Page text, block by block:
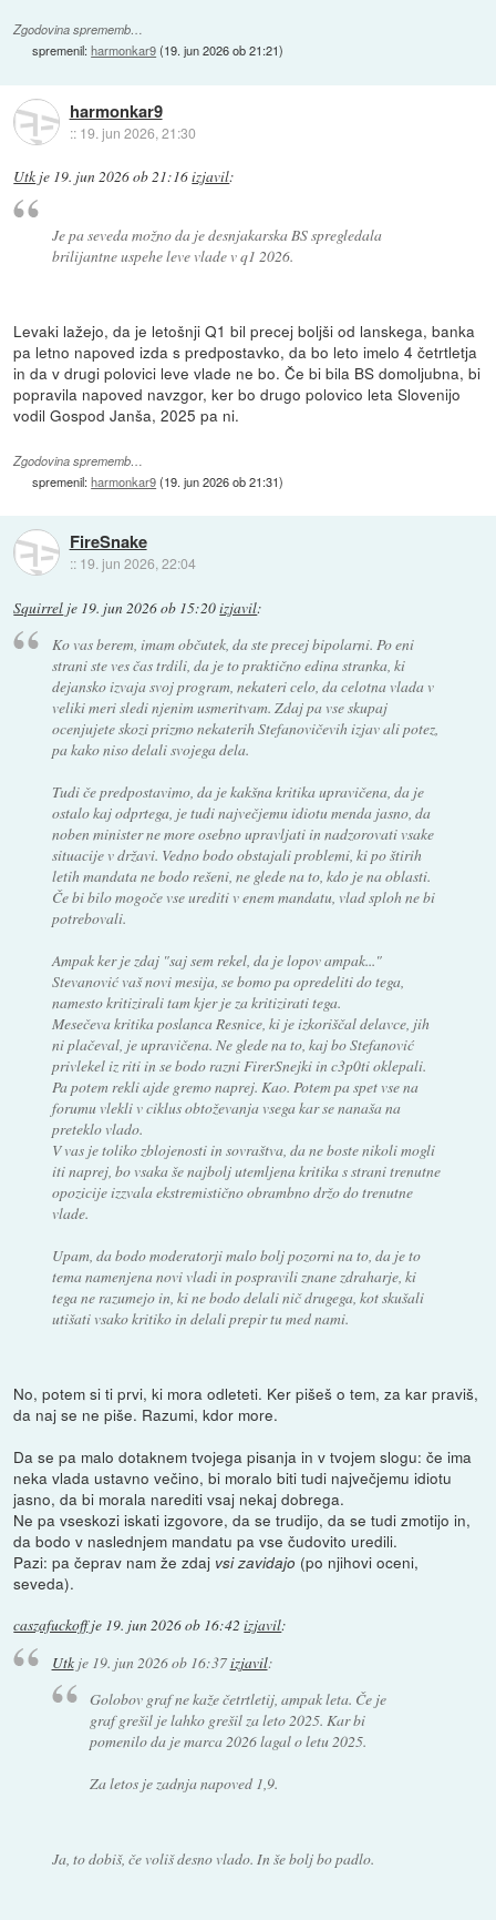
Zgodovina sprememb…
spremenil:harmonkar9(19. jun 2026 ob 21:21)
harmonkar9
:: 19. jun 2026, 21:30
Utk je 19. jun 2026 ob 21:16izjavil:
Je pa seveda možno da je desnjakarska BS spregledala
brilijantne uspehe leve vlade v q1 2026.
Levaki lažejo, da je letošnji Q1 bil precej boljši od lanskega, banka
pa letno napoved izda s predpostavko, da bo leto imelo 4 četrtletja
in da v drugi polovici leve vlade ne bo. Če bi bila BS domoljubna, bi
popravila napoved navzgor, ker bo drugo polovico leta Slovenijo
vodil Gospod Janša, 2025 pa ni.
Zgodovina sprememb…
spremenil:harmonkar9(19. jun 2026 ob 21:31)
FireSnake
:: 19. jun 2026, 22:04
Squirrel je 19. jun 2026 ob 15:20izjavil:
Ko vas berem, imam občutek, da ste precej bipolarni. Po eni
strani ste ves čas trdili, da je to praktično edina stranka, ki
dejansko izvaja svoj program, nekateri celo, da celotna vlada v
veliki meri sledi njenim usmeritvam. Zdaj pa vse skupaj
ocenjujete skozi prizmo nekaterih Stefanovičevih izjav ali potez,
pa kako niso delali svojega dela.
Tudi če predpostavimo, da je kakšna kritika upravičena, da je
ostalo kaj odprtega, je tudi največjemu idiotu menda jasno, da
noben minister ne more osebno upravljati in nadzorovati vsake
situacije v državi. Vedno bodo obstajali problemi, ki po štirih
letih mandata ne bodo rešeni, ne glede na to, kdo je na oblasti.
Če bi bilo mogoče vse urediti v enem mandatu, vlad sploh ne bi
potrebovali.
Ampak ker je zdaj "saj sem rekel, da je lopov ampak..."
Stevanović vaš novi mesija, se bomo pa opredeliti do tega,
namesto kritizirali tam kjer je za kritizirati tega.
Mesečeva kritika poslanca Resnice, ki je izkoriščal delavce, jih
ni plačeval, je upravičena. Ne glede na to, kaj bo Stefanović
privlekel iz riti in se bodo razni FirerSnejki in c3p0ti oklepali.
Pa potem rekli ajde gremo naprej. Kao. Potem pa spet vse na
forumu vlekli v ciklus obtoževanja vsega kar se nanaša na
preteklo vlado.
V vas je toliko zblojenosti in sovraštva, da ne boste nikoli mogli
iti naprej, bo vsaka še najbolj utemljena kritika s strani trenutne
opozicije izzvala ekstremistično obrambno držo do trenutne
vlade.
Upam, da bodo moderatorji malo bolj pozorni na to, da je to
tema namenjena novi vladi in pospravili znane zdraharje, ki
tega ne razumejo in, ki ne bodo delali nič drugega, kot skušali
utišati vsako kritiko in delali prepir tu med nami.
No, potem si ti prvi, ki mora odleteti. Ker pišeš o tem, za kar praviš,
da naj se ne piše. Razumi, kdor more.
Da se pa malo dotaknem tvojega pisanja in v tvojem slogu: če ima
neka vlada ustavno večino, bi moralo biti tudi največjemu idiotu
jasno, da bi morala narediti vsaj nekaj dobrega.
Ne pa vseskozi iskati izgovore, da se trudijo, da se tudi zmotijo in,
da bodo v naslednjem mandatu pa vse čudovito uredili.
Pazi: pa čeprav nam že zdaj vsi zavidajo (po njihovi oceni,
seveda).
caszafuckoffje 19. jun 2026 ob 16:42 izjavil:
Utkje 19. jun 2026 ob 16:37izjavil:
Golobov graf ne kaže četrtletij, ampak leta. Če je
graf grešil je lahko grešil za leto 2025. Kar bi
pomenilo da je marca 2026 lagal o letu 2025.
Za letos je zadnja napoved 1,9.
Ja, to dobiš, če voliš desno vlado. In še bolj bo padlo.